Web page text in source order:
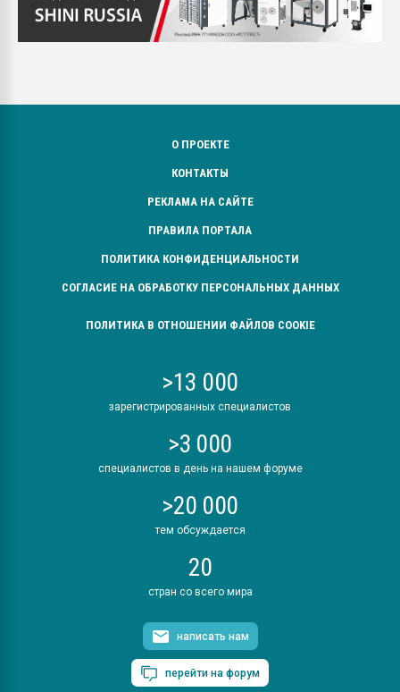
О ПРОЕКТЕ
КОНТАКТЫ
РЕКЛАМА НА САЙТЕ
ПРАВИЛА ПОРТАЛА
ПОЛИТИКА КОНФИДЕНЦИАЛЬНОСТИ
СОГЛАСИЕ НА ОБРАБОТКУ ПЕРСОНАЛЬНЫХ ДАННЫХ
ПОЛИТИКА В ОТНОШЕНИИ ФАЙЛОВ COOKIE
>13 000
зарегистрированных специалистов
>3 000
специалистов в день на нашем форуме
>20 000
тем обсуждается
20
стран со всего мира
написать нам
перейти на форум